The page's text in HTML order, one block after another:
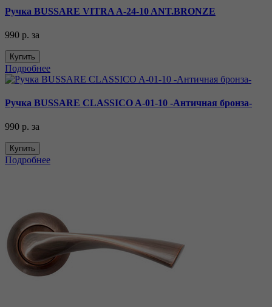
Ручка BUSSARE VITRA A-24-10 ANT.BRONZE
990 р. за
Купить
Подробнее
Ручка BUSSARE CLASSICO A-01-10 -Античная бронза-
990 р. за
Купить
Подробнее